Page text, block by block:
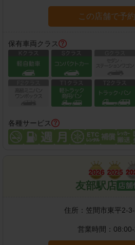
この店舗で予
保有車両クラス
各種サービス
友部駅店
住所： 笠間市東平2-
営業時間：